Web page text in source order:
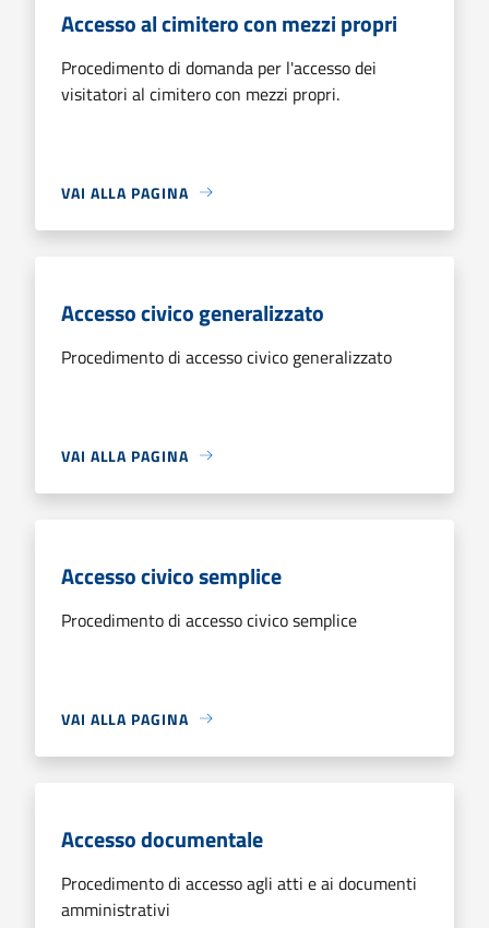
Accesso al cimitero con mezzi propri
Procedimento di domanda per l'accesso dei
visitatori al cimitero con mezzi propri.
VAI ALLA PAGINA
Accesso civico generalizzato
Procedimento di accesso civico generalizzato
VAI ALLA PAGINA
Accesso civico semplice
Procedimento di accesso civico semplice
VAI ALLA PAGINA
Accesso documentale
Procedimento di accesso agli atti e ai documenti
amministrativi